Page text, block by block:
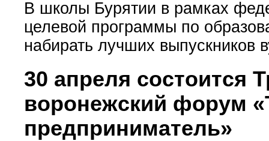
В школы Бурятии в рамках
целевой программы по
набирать лучших выпускников
30 апреля состоится
воронежский форум
предприниматель»